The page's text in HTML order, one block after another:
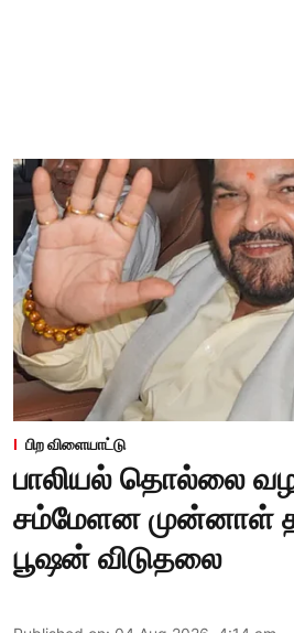
பிற விளையாட்டு
பாலியல் தொல்லை
சம்மேளன முன்னாள்
பூஷன் விடுதலை